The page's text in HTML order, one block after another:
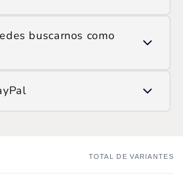
que deseas donar y confirma la
buscarnos como
manualmente, encuéntranos en
TOTAL DE VARIANTES